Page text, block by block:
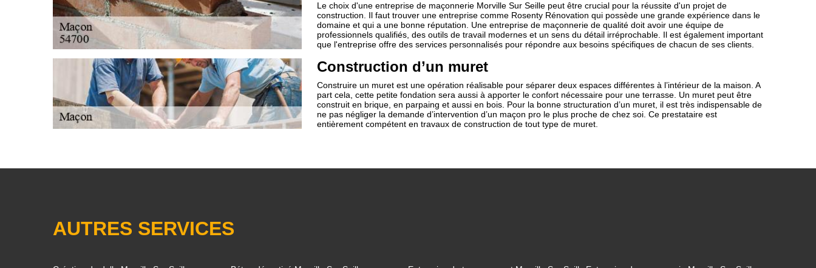
Le choix d'une entreprise de maçonnerie Morville Sur Seille peut être crucial pour la réussite d'un projet de
construction. Il faut trouver une entreprise comme Rosenty Rénovation qui possède une grande expérience dans le
domaine et qui a une bonne réputation. Une entreprise de maçonnerie de qualité doit avoir une équipe de
professionnels qualifiés, des outils de travail modernes et un sens du détail irréprochable. Il est également important
que l'entreprise offre des services personnalisés pour répondre aux besoins spécifiques de chacun de ses clients.
Construction d’un muret
Construire un muret est une opération réalisable pour séparer deux espaces différentes à l’intérieur de la maison. A
part cela, cette petite fondation sera aussi à apporter le confort nécessaire pour une terrasse. Un muret peut être
construit en brique, en parpaing et aussi en bois. Pour la bonne structuration d’un muret, il est très indispensable de
ne pas négliger la demande d’intervention d’un maçon pro le plus proche de chez soi. Ce prestataire est
entièrement compétent en travaux de construction de tout type de muret.
AUTRES SERVICES